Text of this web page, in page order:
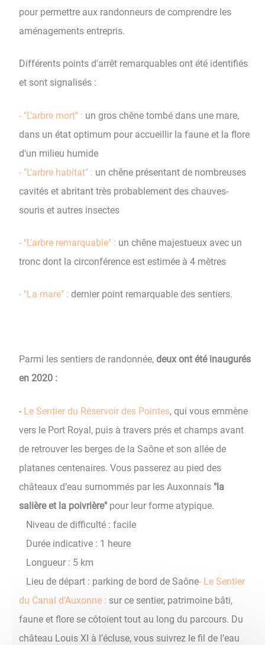
pour permettre aux randonneurs de comprendre les
aménagements entrepris.
Différents points d'arrêt remarquables ont été identifiés
et sont signalisés :
- "L'arbre mort" : un gros chêne tombé dans une mare,
dans un état optimum pour accueillir la faune et la flore
d'un milieu humide
- "L'arbre habitat" : un chêne présentant de nombreuses
cavités et abritant très probablement des chauves-
souris et autres insectes
- "L'arbre remarquable" : un chêne majestueux avec un
tronc dont la circonférence est estimée à 4 mètres
- "La mare" : dernier point remarquable des sentiers.
Parmi les sentiers de randonnée, deux ont été inaugurés
en 2020 :
- Le Sentier du Réservoir des Pointes, qui vous emmène
vers le Port Royal, puis à travers prés et champs avant
de retrouver les berges de la Saône et son allée de
platanes centenaires. Vous passerez au pied des
châteaux d’eau surnommés par les Auxonnais "la
salière et la poivrière" pour leur forme atypique.
Niveau de difficulté : facile
Durée indicative : 1 heure
Longueur : 5 km
Lieu de départ : parking de bord de Saône- Le Sentier
du Canal d’Auxonne : sur ce sentier, patrimoine bâti,
faune et flore se côtoient tout au long du parcours. Du
château Louis XI à l’écluse, vous suivrez le fil de l’eau